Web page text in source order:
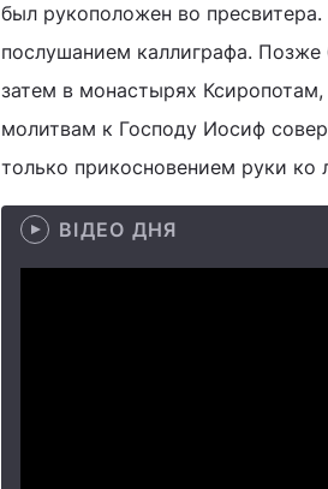
был рукоположен во
послушанием каллиграфа.
затем в монастырях
молитвам к Господу Иосиф
только прикосновением руки ко
ВІДЕО ДНЯ